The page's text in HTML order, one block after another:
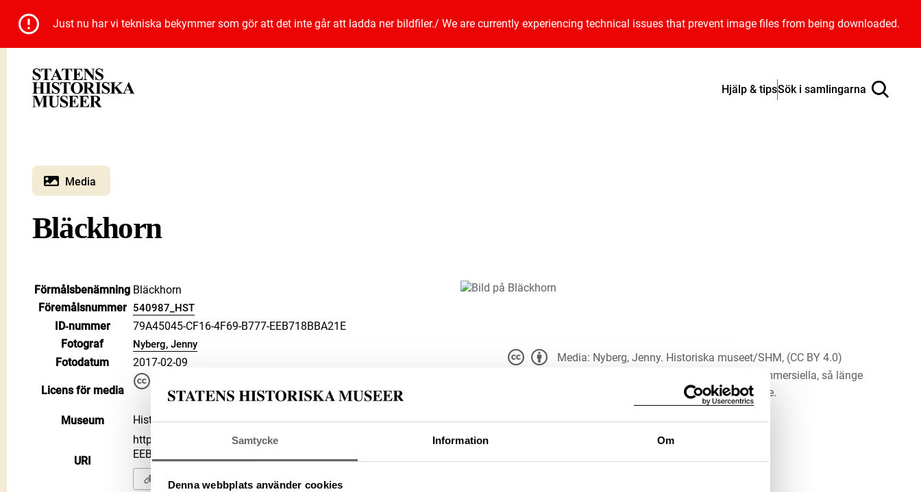
Samtycke Information Om
Denna webbplats använder cookies
Just nu har vi tekniska bekymmer som gör att det inte går att ladda ner bildfiler./ We are currently experiencing technical issues that prevent image files from being downloaded.
Hjälp & tipsSök i samlingarna
Media
Bläckhorn
Förmålsbenämning Bläckhorn
Föremålsnummer 540987_HST
ID‑nummer
79A45045-CF16-4F69-B777-EEB718BBA21E
Fotograf
Nyberg, Jenny
Fotodatum 2017-02-09
Licens för media
kommersiella, så länge du anger upphovsperson och licensgivare.
CC BY 4.0 International CC BY 4.0
Museum Historiska museet
URI
https://samlingar.shm.se/media/79A45045-CF16-4F69-B777-
EEB718BBA21E
Kopiera URI
Media: Nyberg, Jenny. Historiska museet/SHM, (CC BY 4.0)
Du får bearbeta och dela verket för alla ändamål, även kommersiella, så länge
du anger upphovsperson och licensgivare.
LADDA NER MEDIA